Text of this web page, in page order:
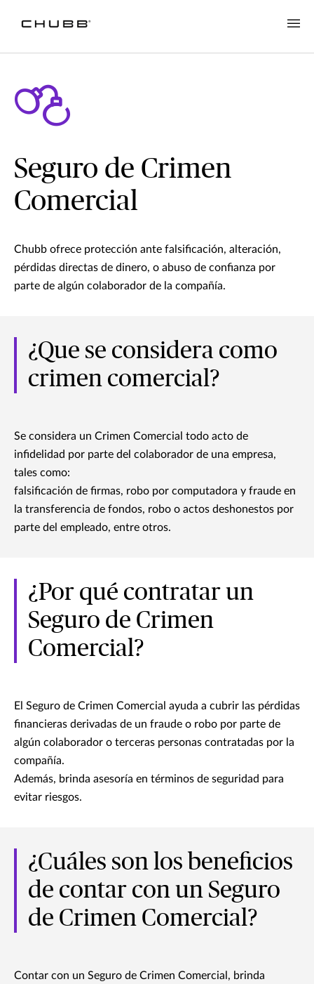
Seguro de Crimen
Comercial
Chubb ofrece protección ante falsificación, alteración,
pérdidas directas de dinero, o abuso de confianza por
parte de algún colaborador de la compañía.
¿Que se considera como
crimen comercial?
Se considera un Crimen Comercial todo acto de
infidelidad por parte del colaborador de una empresa,
tales como:
falsificación de firmas, robo por computadora y fraude en
la transferencia de fondos, robo o actos deshonestos por
parte del empleado, entre otros.
¿Por qué contratar un
Seguro de Crimen
Comercial?
El Seguro de Crimen Comercial ayuda a cubrir las pérdidas
financieras derivadas de un fraude o robo por parte de
algún colaborador o terceras personas contratadas por la
compañía.
Además, brinda asesoría en términos de seguridad para
evitar riesgos.
¿Cuáles son los beneficios
de contar con un Seguro
de Crimen Comercial?
Contar con un Seguro de Crimen Comercial, brinda